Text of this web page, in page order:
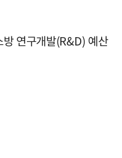
연구개발(R&D) 예산